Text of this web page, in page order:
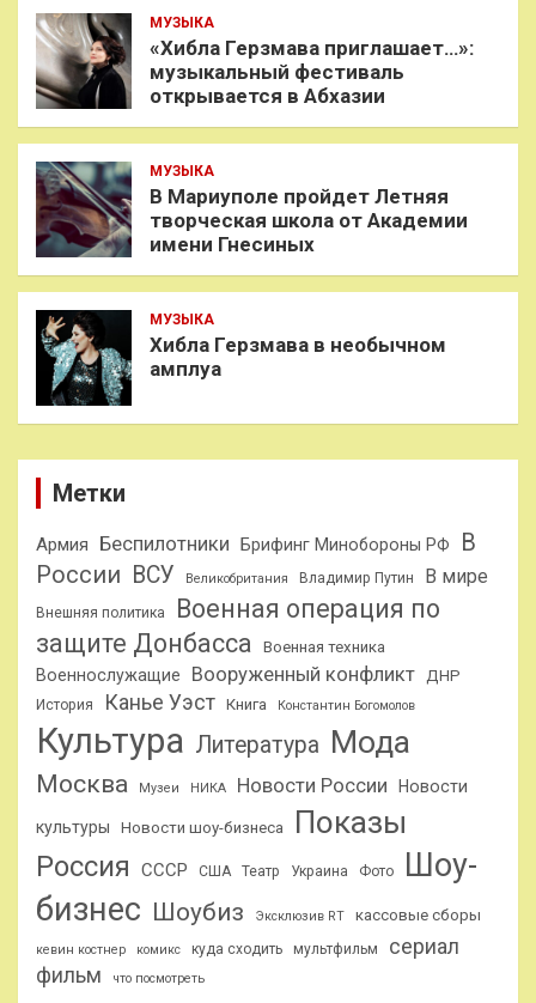
МУЗЫКА
«Хибла Герзмава приглашает…»:
музыкальный фестиваль
открывается в Абхазии
МУЗЫКА
В Мариуполе пройдет Летняя
творческая школа от Академии
имени Гнесиных
МУЗЫКА
Хибла Герзмава в необычном
амплуа
Метки
Армия Беспилотники Брифинг Минобороны РФ
В
России ВСУ Великобритания Владимир Путин В мире
Внешняя политика
Военная операция по
защите Донбасса
Военная техника
Военнослужащие Вооруженный конфликт ДНР
История Канье Уэст Книга Константин Богомолов
Культура Литература Мода
Москва Музеи НИКА Новости России Новости
культуры Новости шоу-бизнеса Показы
Россия СССР США Театр Украина Фото
Шоу-
бизнес Шоубиз Эксклюзив RT кассовые сборы
кевин костнер комикс куда сходить мультфильм
сериал
фильм
что посмотреть